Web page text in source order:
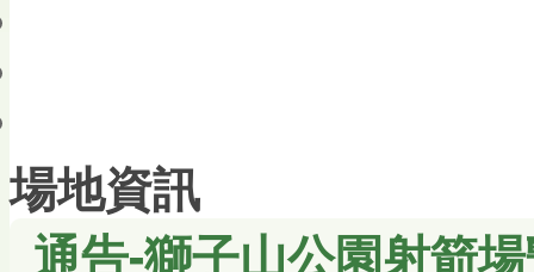
場地資訊
通告-獅子山公園射箭